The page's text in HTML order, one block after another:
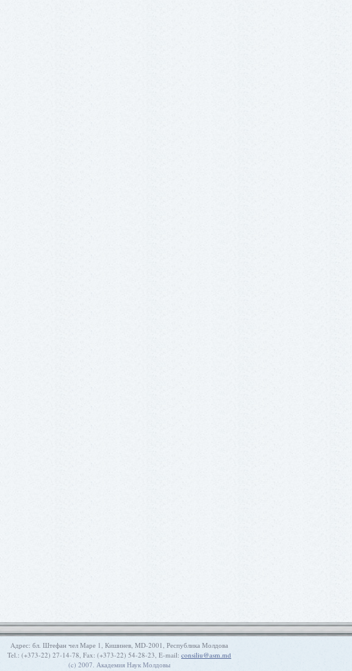
Aдрес: бл. Штефан чел Маре 1, Кишинев, MD-2001, Республика Молдова
Tel.: (+373-22) 27-14-78, Fax: (+373-22) 54-28-23, E-mail: consiliu@asm.md
(c) 2007. Академия Наук Молдовы